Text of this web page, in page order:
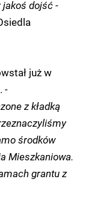
jakoś dojść -
już w
-
z kładką
środków
Mieszkaniowa.
grantu z